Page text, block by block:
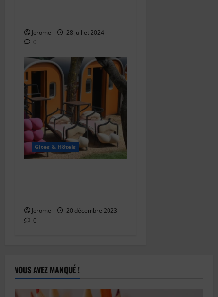
Jerome
28 juillet 2024
0
Gites & Hôtels
Jerome
20 décembre 2023
0
VOUS AVEZ MANQUÉ !